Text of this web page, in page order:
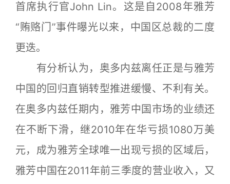
首席执行官John Lin。这是自2008年雅芳
“贿赂门”事件曝光以来，中国区总裁的二度
更迭。
有分析认为，奥多内兹离任正是与雅芳
中国的回归直销转型推进缓慢、不利有关。
在奥多内兹任期内，雅芳中国市场的业绩还
在不断下滑，继2010年在华亏损1080万美
元，成为雅芳全球唯一出现亏损的区域后，
雅芳中国在2011年前三季度的营业收入，又